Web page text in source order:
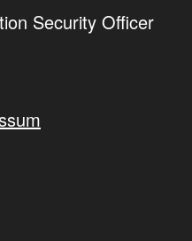
Security Officer